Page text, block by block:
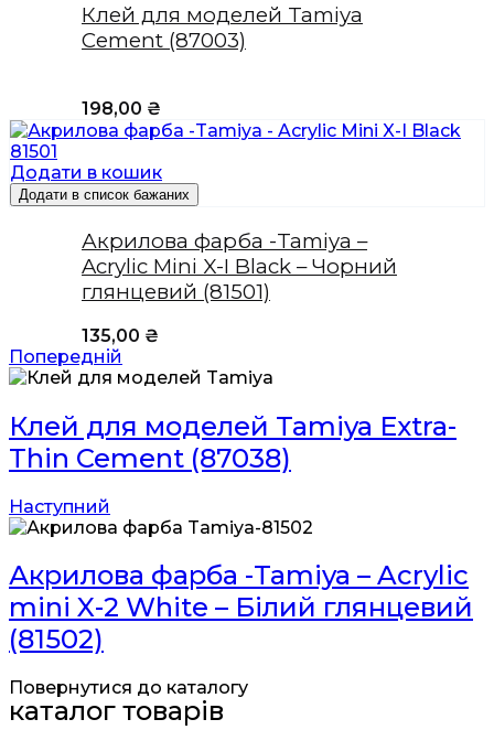
Клей для моделей Tamiya
Cement (87003)
198,00 ₴
Додати в кошик
Додати в список бажаних
Акрилова фарба -Tamiya –
Acrylic Mini X-I Black – Чорний
глянцевий (81501)
135,00 ₴
Попередній
Клей для моделей Tamiya Extra-
Thin Cement (87038)
Наступний
Акрилова фарба -Tamiya – Acrylic
mini X-2 White – Білий глянцевий
(81502)
Повернутися до каталогу
каталог товарів